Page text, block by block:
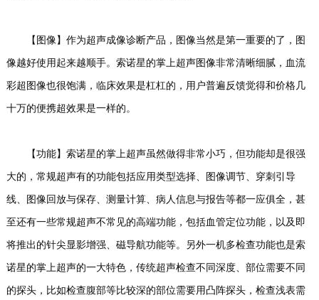
【图像】 作为超声成像诊断产品，图像当然是第一重要的了，图
像越好使用起来越顺手。 索诺星的掌上超声图像非常清晰细腻，血流
彩超图像也很饱满，临床效果是杠杠的，用户普遍反馈觉得和价格几
十万的便携超效果是一样的。
【功能】 索诺星的掌上超声虽然做得非常小巧，但功能却是很强
大的，常规超声有的功能包括应用类型选择、图像调节、穿刺引导
线、图像回放与保存、测量计算、病人信息与报告等都一应俱全，甚
至还有一些常规超声不常见的高端功能，包括血管定位功能，以及即
将推出的针尖显影增强、磁导航功能等。
另外一机多检查功能也是索
诺星的掌上超声的一大特色，传统超声检查不同深度、部位需要不同
的探头，比如检查腹部等比较深的部位需要用凸阵探头，检查浅表需